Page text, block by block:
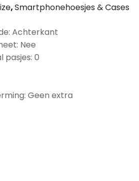
,Smartphonehoesjes & Cases
Achterkant
Nee
pasjes: 0
Geen extra